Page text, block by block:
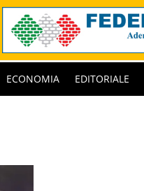
ECONOMIA EDITORIALE